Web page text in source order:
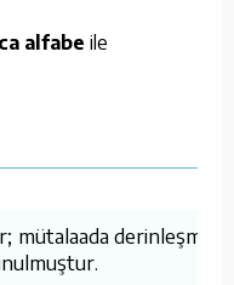
alfabe ile
mütalaada derinleşmek